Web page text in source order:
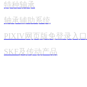
特种轴承
轴承辅助系统
PIXIV网页版免登录入口
SKF及传动产品